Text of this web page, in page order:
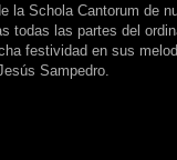
la Schola Cantorum de
todas las partes del
festividad en sus
Sampedro.